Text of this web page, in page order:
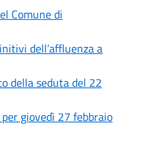
Comune di
dell’affluenza a
della seduta del 22
giovedì 27 febbraio